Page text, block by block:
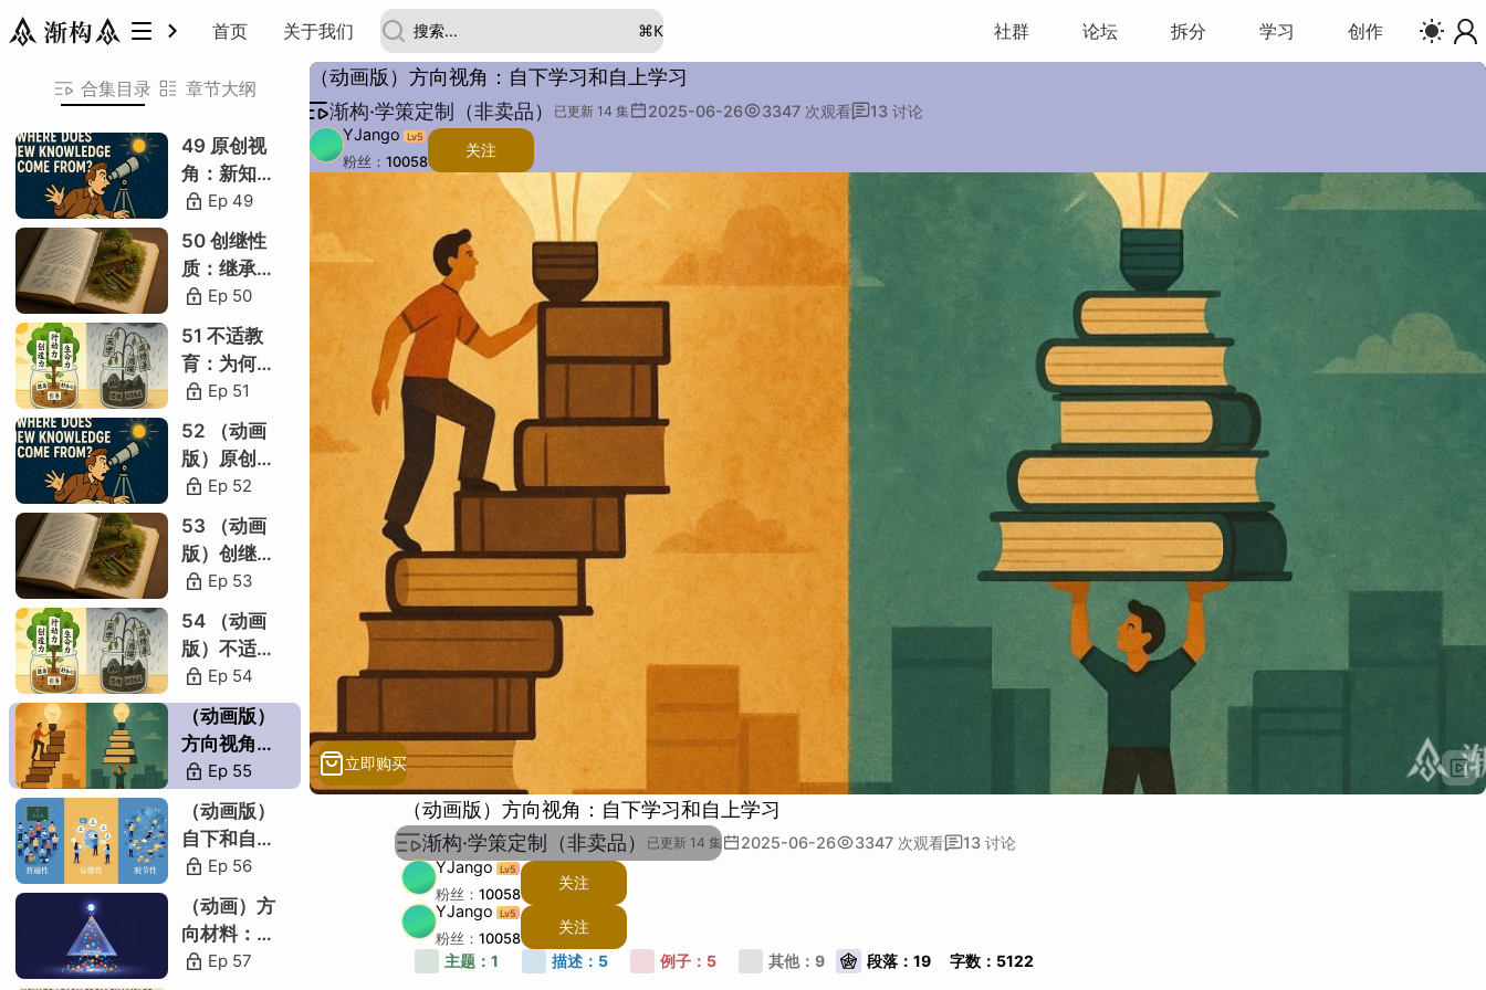
首页 关于我们 ⌘K 社群 论坛 拆分 学习 创作
渐构·学策定制（非卖品）
合集目录 章节大纲
共 1 节
两个困境
方向视角
枯草自下
枯草自上
区别直接
仅讲事件
非仅归纳
数列自下
非仅演绎
仅自下吗
奇偶之和
自上造新
还要数据
下层哪来
数学科学
归演误区
公理定理
引出特点
49 原创视
角：新知识
到底从何而
来
Ep 49
50 创继性
质：继承和
创造的优劣
Ep 50
51 不适教
育：为何会
弱化先天学
习能力
Ep 51
52 （动画
版）原创视
角：新知识
到底从何而
来
Ep 52
53 （动画
版）创继性
质：继承和
创造的优劣
Ep 53
54 （动画
版）不适教
育：为何会
弱化先天学
习能力
Ep 54
（动画版）
方向视角：
自下学习和
自上学习
Ep 55
（动画版）
自下和自上
学习的普遍
性、理解
性、脱节性
对比
Ep 56
（动画）方
向材料：何
谓下层和上
Ep 57
（动画版）方向视角：自下学习和自上学习
渐构·学策定制（非卖品）
已更新 14 集 2025-06-26 3347 次观看 13 讨论
YJango
Lv5
粉丝： 10058
关注
描述： 例子：
立即购买
（动画版）方向视角：自下学习和自上学习
渐构·学策定制（非卖品）
已更新 14 集 2025-06-26 3347 次观看 13 讨论
YJango Lv5
粉丝： 10058
关注
YJango
Lv5
粉丝： 10058
关注
主题：1 描述： 5 例子： 5 其他：9 段落：19 字数： 5122